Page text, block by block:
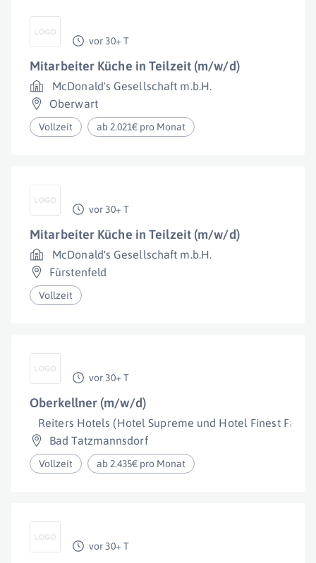
vor 30+ T
Mitarbeiter Küche in Teilzeit (m/w/d)
McDonald's Gesellschaft m.b.H.
Oberwart
Vollzeit ab 2.021€ pro Monat
vor 30+ T
Mitarbeiter Küche in Teilzeit (m/w/d)
McDonald's Gesellschaft m.b.H.
Fürstenfeld
Vollzeit
vor 30+ T
Oberkellner (m/w/d)
Reiters Hotels (Hotel Supreme und Hotel Finest
Bad Tatzmannsdorf
Vollzeit ab 2.435€ pro Monat
vor 30+ T